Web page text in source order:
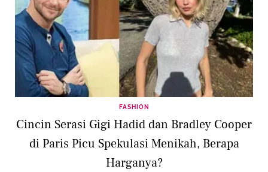
FASHION
Cincin Serasi Gigi Hadid dan Bradley Cooper
di Paris Picu Spekulasi Menikah, Berapa
Harganya?